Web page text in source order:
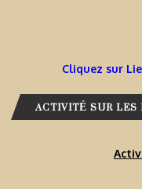
Cliquez sur
ACTIVITÉ SUR LES